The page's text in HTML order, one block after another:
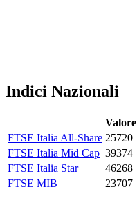
Indici Nazionali
Valore
FTSE Italia All-Share 25720
FTSE Italia Mid Cap 39374
FTSE Italia Star
46268
FTSE MIB
23707